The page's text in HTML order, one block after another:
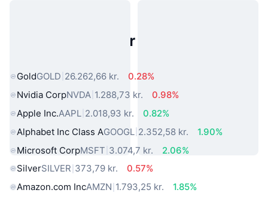
Populære aktiver fra den virkelige
GoldGOLD 26.262,66 kr.
0.28%
Nvidia CorpNVDA 1.288,73 kr.
0.98%
Apple Inc.AAPL 2.018,93 kr.
0.82%
Alphabet Inc Class AGOOGL 2.352,58 kr.
1.90%
Microsoft CorpMSFT 3.074,7 kr.
2.06%
SilverSILVER 373,79 kr.
0.57%
Amazon.com IncAMZN 1.793,25 kr.
1.85%